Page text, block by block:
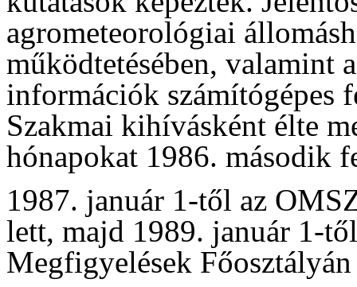
agrometeorológiai
működtetésében, valamint
információk számítógépes
Szakmai kihívásként élte
hónapokat 1986. második
1987. január 1-től az
lett, majd 1989. január 1-
Megfigyelések